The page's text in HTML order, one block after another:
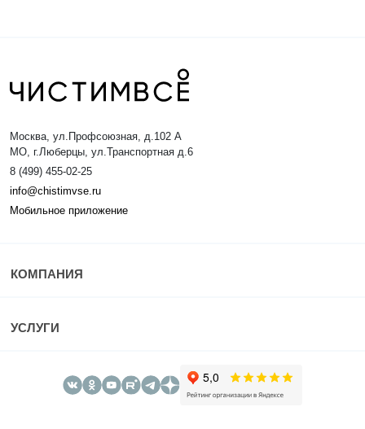
Москва, ул.Профсоюзная, д.102 А
МО, г.Люберцы, ул.Транспортная д.6
8 (499) 455-02-25
info@chistimvse.ru
Мобильное приложение
КОМПАНИЯ
УСЛУГИ